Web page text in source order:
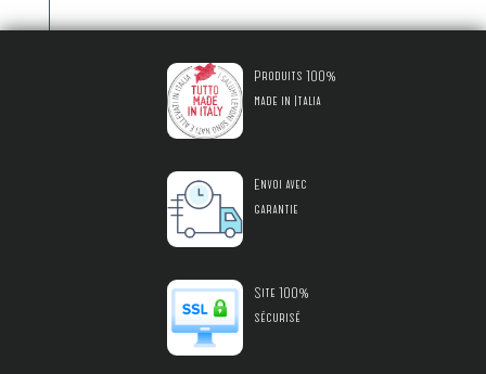
Produits 100%
made in Italia
Envoi avec
garantie
Site 100%
sécurisé